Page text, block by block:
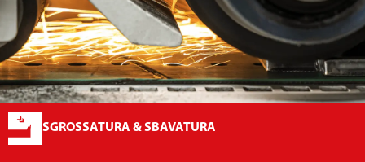
SGROSSATURA & SBAVATURA